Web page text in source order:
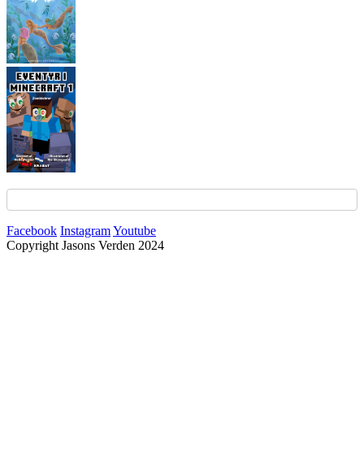
Facebook InstagramYoutube
Copyright Jasons Verden 2024